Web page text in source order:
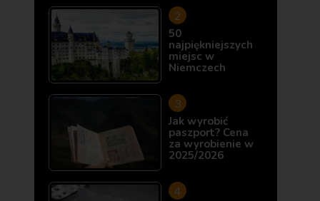
50
najpiękniejszych
miejsc w
Niemczech
Jak wyrobić
paszport? Cena
za wyrobienie w
2025/2026